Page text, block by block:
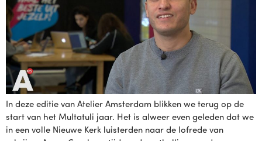
In deze editie van Atelier Amsterdam blikken we terug op de
start van het Multatuli jaar. Het is alweer even geleden dat we
in een volle Nieuwe Kerk luisterden naar de lofrede van